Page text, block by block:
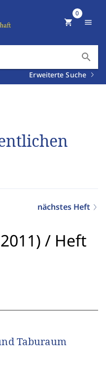
search
Erweiterte Suche
shopping_cart
0
menu
nächstes Heft
/ Heft
Taburaum